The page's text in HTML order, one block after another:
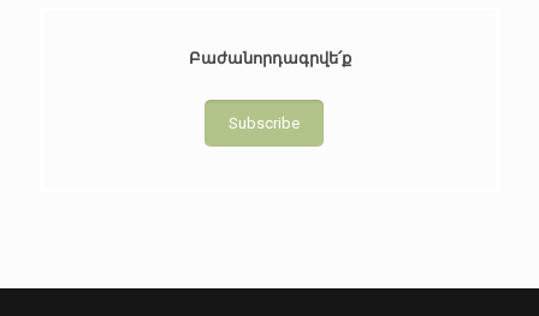
Բաժանորդագրվե՛ք
Subscribe